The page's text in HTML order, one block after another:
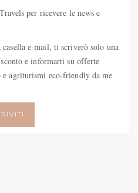
per ricevere le news e
e-mail, ti scriverò solo una
e informarti su offerte
agriturismi eco-friendly da me